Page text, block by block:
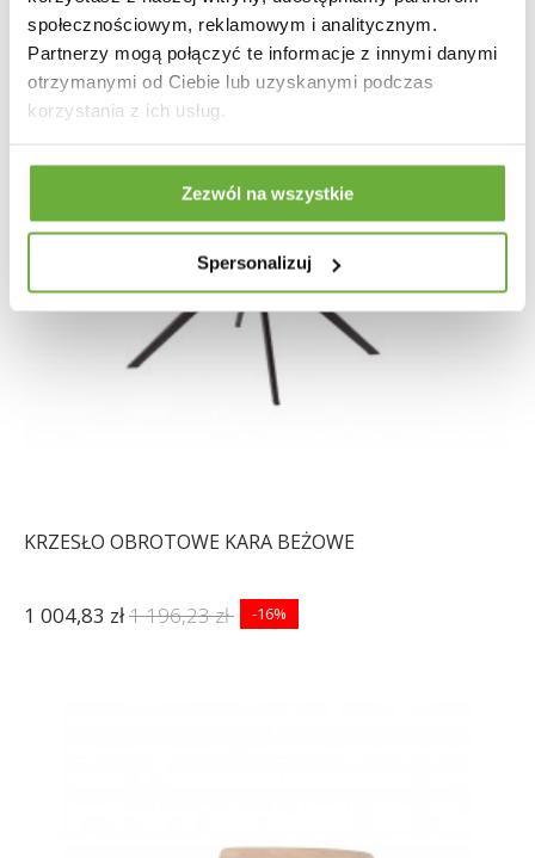
społecznościowym, reklamowym i analitycznym.
Partnerzy mogą połączyć te informacje z innymi danymi
otrzymanymi od Ciebie lub uzyskanymi podczas
korzystania z ich usług.
Zezwól na wszystkie
Spersonalizuj
KRZESŁO OBROTOWE KARA BEŻOWE
1 004,83 zł1 196,23 zł -16%